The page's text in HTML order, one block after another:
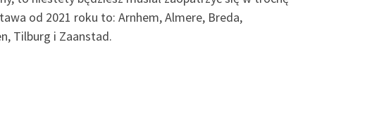
od 2021 roku to: Arnhem, Almere, Breda,
Tilburg i Zaanstad.